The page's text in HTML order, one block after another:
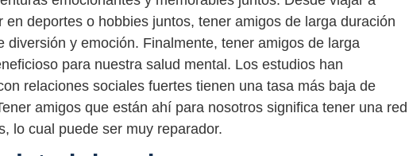
deportes o hobbies juntos, tener amigos de larga duración
diversión y emoción. Finalmente, tener amigos de larga
para nuestra salud mental. Los estudios han
relaciones sociales fuertes tienen una tasa más baja de
amigos que están ahí para nosotros significa tener una red
lo cual puede ser muy reparador.